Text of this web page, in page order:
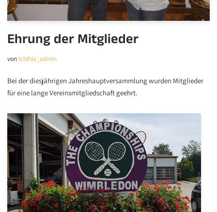
Ehrung der Mitglieder
vontcbihla_admin
Bei der diesjährigen Jahreshauptversammlung wurden Mitglieder
für eine lange Vereinsmitgliedschaft geehrt.